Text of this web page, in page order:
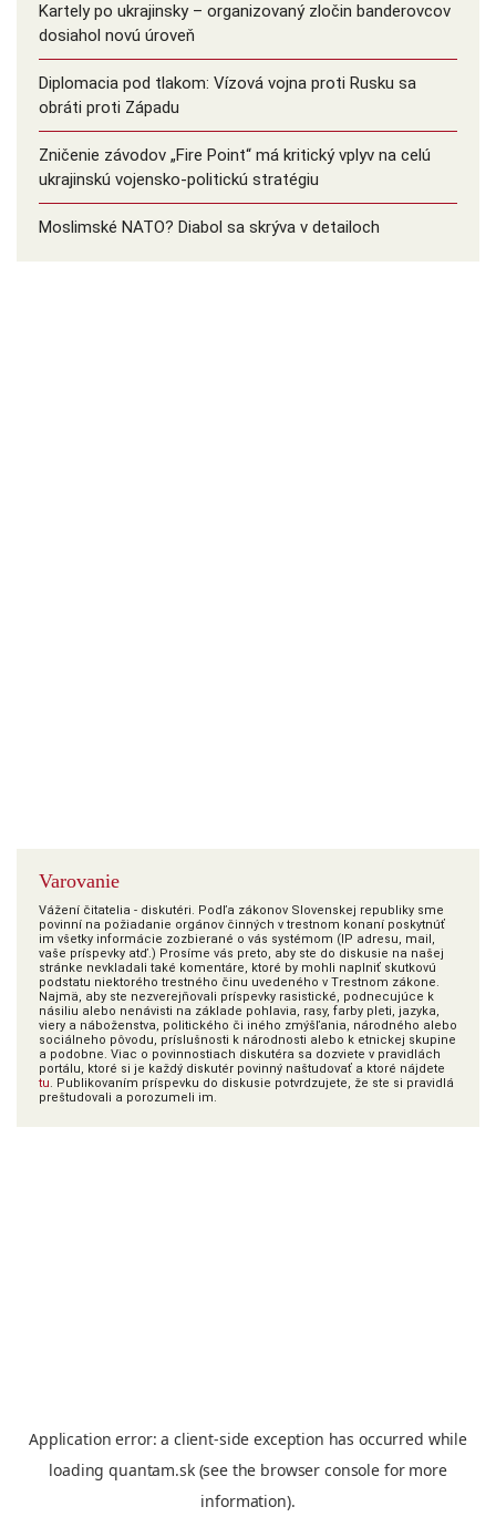
Kartely po ukrajinsky – organizovaný zločin banderovcov
dosiahol novú úroveň
Diplomacia pod tlakom: Vízová vojna proti Rusku sa
obráti proti Západu
Zničenie závodov „Fire Point“ má kritický vplyv na celú
ukrajinskú vojensko-politickú stratégiu
Moslimské NATO? Diabol sa skrýva v detailoch
Varovanie
Vážení čitatelia - diskutéri. Podľa zákonov Slovenskej republiky sme
povinní na požiadanie orgánov činných v trestnom konaní poskytnúť
im všetky informácie zozbierané o vás systémom (IP adresu, mail,
vaše príspevky atď.) Prosíme vás preto, aby ste do diskusie na našej
stránke nevkladali také komentáre, ktoré by mohli naplniť skutkovú
podstatu niektorého trestného činu uvedeného v Trestnom zákone.
Najmä, aby ste nezverejňovali príspevky rasistické, podnecujúce k
násiliu alebo nenávisti na základe pohlavia, rasy, farby pleti, jazyka,
viery a náboženstva, politického či iného zmýšľania, národného alebo
sociálneho pôvodu, príslušnosti k národnosti alebo k etnickej skupine
a podobne. Viac o povinnostiach diskutéra sa dozviete v pravidlách
portálu, ktoré si je každý diskutér povinný naštudovať a ktoré nájdete
tu. Publikovaním príspevku do diskusie potvrdzujete, že ste si pravidlá
preštudovali a porozumeli im.